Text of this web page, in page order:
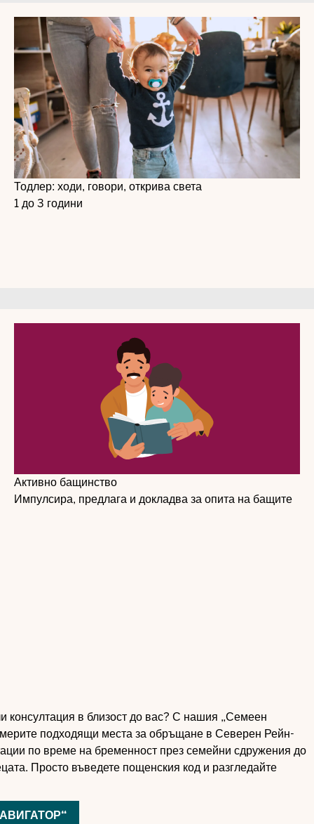
Тодлер: ходи, говори, открива света
1 до 3 години
Активно бащинство
Импулсира, предлага и докладва за опита на бащите
консултация в близост до вас? С нашия „Семеен
подходящи места за обръщане в Северен Рейн-
по време на бременност през семейни сдружения до
Просто въведете пощенския код и разгледайте